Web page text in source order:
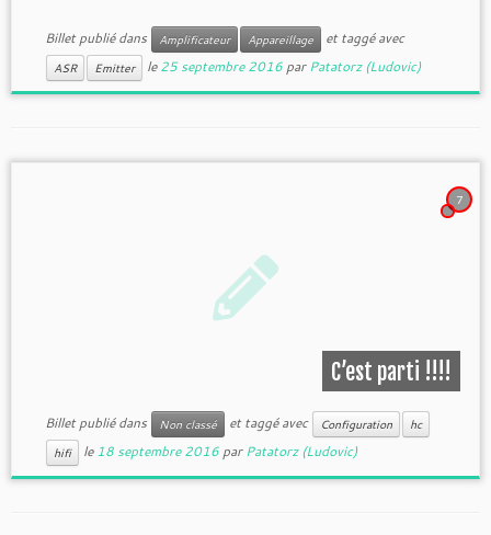
Billet publié dans Amplificateur Appareillage et taggé avec
ASR Emitter le25 septembre 2016 parPatatorz (Ludovic)
7
C’est parti !!!!
Billet publié dans Non classé et taggé avec Configuration
hc
hifi
le18 septembre 2016 parPatatorz (Ludovic)